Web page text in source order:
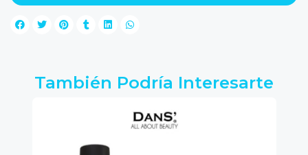
También Podría Interesarte